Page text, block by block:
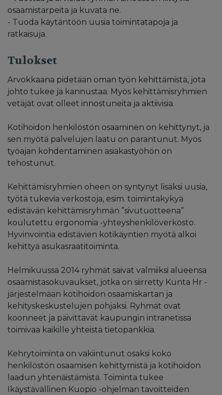
osaamistarpeita ja kuvata ne.
- Tuoda käytäntöön uusia toimintatapoja ja
ratkaisuja.
Tulokset
Arvokkaana pidetään oman työn kehittämistä, jota
johto tukee ja kannustaa. Myös kehittämisryhmien
vetäjät ovat olleet innostuneita ja aktiivisia.
Kotihoidon henkilöstön osaaminen on kehittynyt, ja
sen myötä palvelujen laatu on parantunut. Myös
työajan kohdentaminen asiakastyöhön on
tehostunut.
Kehittämisryhmien oheen on syntynyt lisäksi uusia,
työtä tukevia verkostoja, esim. toimintakykyä
edistävän kehittämisryhmän ”sivutuotteena”
koulutettu ergonomia -yhteyshenkilöverkosto.
Hyvinvointia edistävien kotikäyntien myötä alkoi
kehittyä asukasraatitoiminta.
Helmikuussa 2014 ryhmät saivat valmiiksi alueensa
osaamistasokuvaukset, jotka on siirretty Kunta Hr -
järjestelmään kotihoidon osaamiskartan ja
kehityskeskustelujen pohjaksi. Ryhmät ovat
koonneet ja päivittävät kaupungin intranetissä
toimivaa kaikille yhteistä tietopankkia.
Kehrytoiminta on vakiintunut osaksi koko
henkilöstön osaamisen kehittymistä ja kotihoidon
laadun yhtenäistämistä. Toiminta tukee
Ikäystävällinen Kuopio -ohjelman tavoitteiden